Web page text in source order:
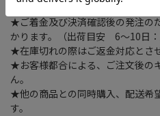
★ご注文確認後に在庫状況をお調
★ご着金及び決済確認後の発注の
かります。（出荷目安 6～10日：
★在庫切れの際はご返金対応とさ
★お客様都合による、ご注文後の
ん。
★他の商品との同時購入、配送希
す。